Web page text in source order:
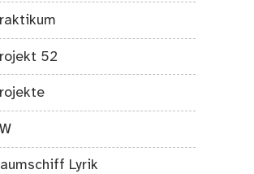
52
Lyrik